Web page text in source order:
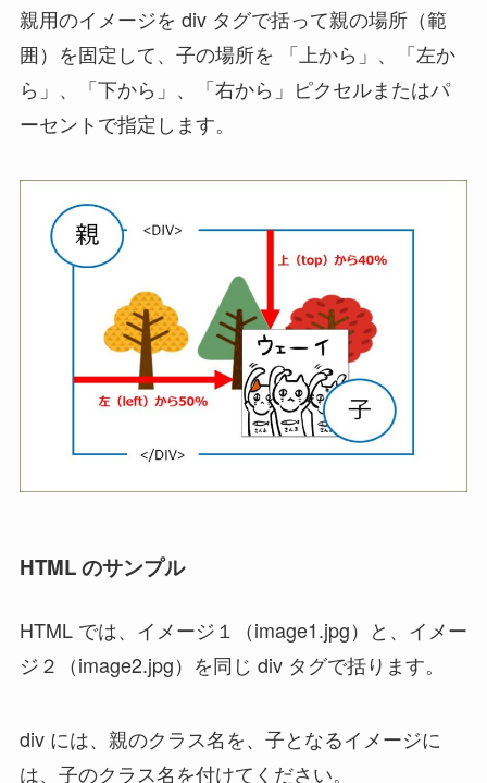
親用のイメージを div タグで括って親の場所（範
囲）を固定して、子の場所を 「上から」、「左か
ら」、「下から」、「右から」ピクセルまたはパ
ーセントで指定します。
HTML のサンプル
HTML では、イメージ１（image1.jpg）と、イメー
ジ２（image2.jpg）を同じ div タグで括ります。
div には、親のクラス名を、子となるイメージに
は、子のクラス名を付けてください。